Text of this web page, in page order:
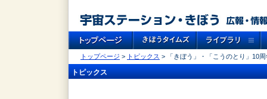
トップページ > トピックス > 「きぼう」・「こうのとり」10
トピックス